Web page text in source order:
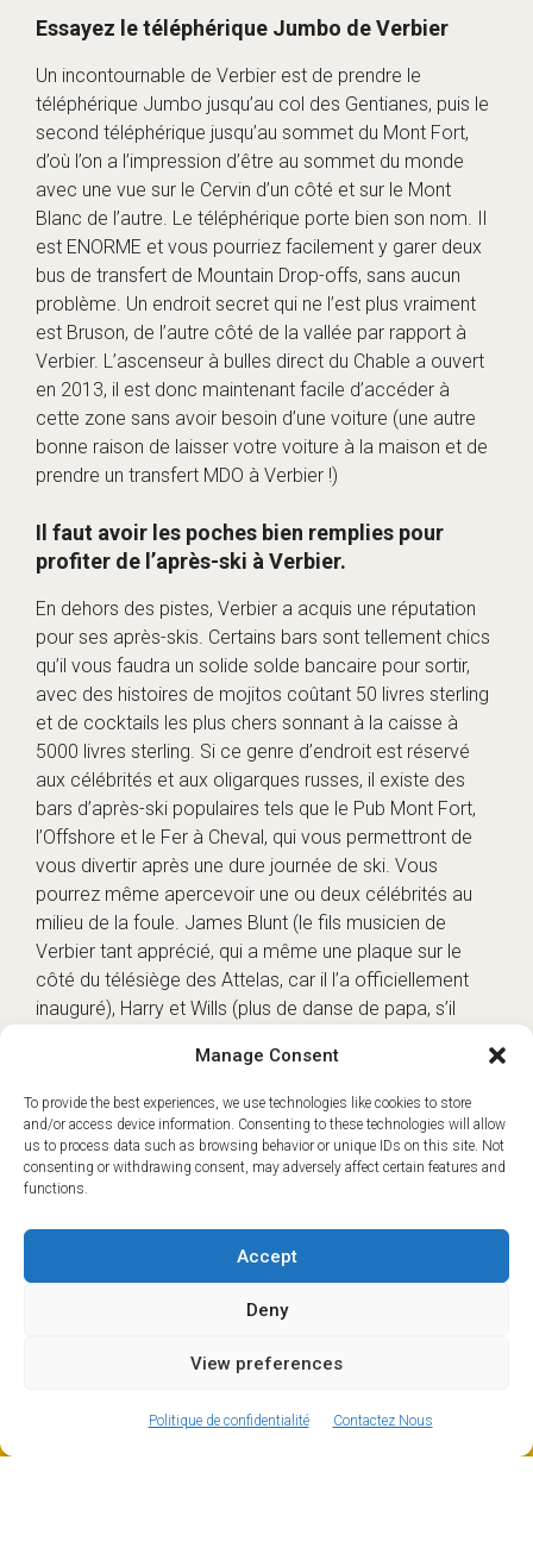
Manage Consent
To provide the best experiences, we use technologies like cookies to store
and/or access device information. Consenting to these technologies will allow
us to process data such as browsing behavior or unique IDs on this site. Not
consenting or withdrawing consent, may adversely affect certain features and
functions.
Accept
Deny
View preferences
Politique de confidentialité Contactez Nous
Essayez le téléphérique Jumbo de Verbier
Un incontournable de Verbier est de prendre le
téléphérique Jumbo jusqu’au col des Gentianes, puis le
second téléphérique jusqu’au sommet du Mont Fort,
d’où l’on a l’impression d’être au sommet du monde
avec une vue sur le Cervin d’un côté et sur le Mont
Blanc de l’autre. Le téléphérique porte bien son nom. Il
est ENORME et vous pourriez facilement y garer deux
bus de transfert de Mountain Drop-offs, sans aucun
problème. Un endroit secret qui ne l’est plus vraiment
est Bruson, de l’autre côté de la vallée par rapport à
Verbier. L’ascenseur à bulles direct du Chable a ouvert
en 2013, il est donc maintenant facile d’accéder à
cette zone sans avoir besoin d’une voiture (une autre
bonne raison de laisser votre voiture à la maison et de
prendre un transfert MDO à Verbier !)
Il faut avoir les poches bien remplies pour
profiter de l’après-ski à Verbier.
En dehors des pistes, Verbier a acquis une réputation
pour ses après-skis. Certains bars sont tellement chics
qu’il vous faudra un solide solde bancaire pour sortir,
avec des histoires de mojitos coûtant 50 livres sterling
et de cocktails les plus chers sonnant à la caisse à
5000 livres sterling. Si ce genre d’endroit est réservé
aux célébrités et aux oligarques russes, il existe des
bars d’après-ski populaires tels que le Pub Mont Fort,
l’Offshore et le Fer à Cheval, qui vous permettront de
vous divertir après une dure journée de ski. Vous
pourrez même apercevoir une ou deux célébrités au
milieu de la foule. James Blunt (le fils musicien de
Verbier tant apprécié, qui a même une plaque sur le
côté du télésiège des Attelas, car il l’a officiellement
inauguré), Harry et Wills (plus de danse de papa, s’il
tous des habitués de Verbier.
The new European Entry/Exit System is now in place.